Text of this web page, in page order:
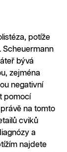
potíže
Scheuermann
bývá
zejména
negativní
pomocí
na tomto
cviků
a
najdete